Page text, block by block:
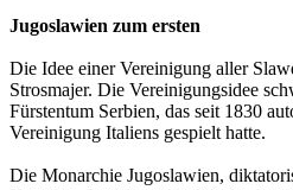
Jugoslawien zum ersten
Die Idee einer Vereinigung aller
Strosmajer. Die Vereinigungsidee
Fürstentum Serbien, das seit 1830
Vereinigung Italiens gespielt hatte.
Die Monarchie Jugoslawien,